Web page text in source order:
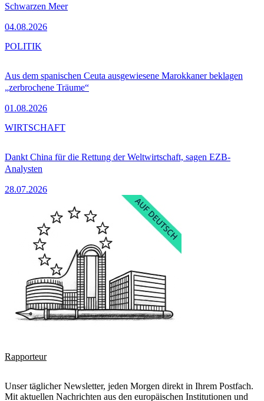
Schwarzen Meer
04.08.2026
Aus dem spanischen Ceuta ausgewiesene Marokkaner beklagen
„zerbrochene Träume“
01.08.2026
POLITIK
Dankt China für die Rettung der Weltwirtschaft, sagen EZB-
Analysten
28.07.2026
WIRTSCHAFT
Rapporteur
Unser täglicher Newsletter, jeden Morgen direkt in Ihrem Postfach.
Mit aktuellen Nachrichten aus den europäischen Institutionen und